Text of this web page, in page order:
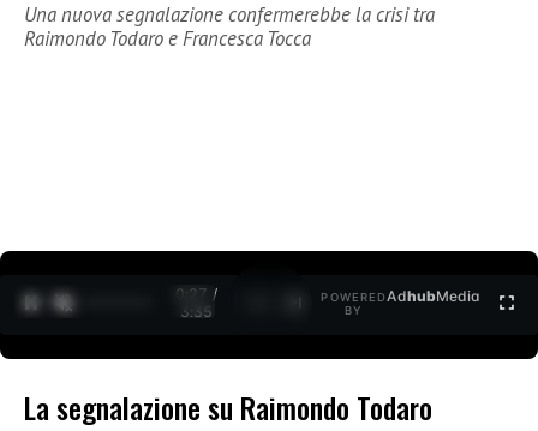
Una nuova segnalazione confermerebbe la crisi tra
Raimondo Todaro e Francesca Tocca
0:28 /
3:35
POWERED
BY
AdhubMedia
La segnalazione su Raimondo Todaro